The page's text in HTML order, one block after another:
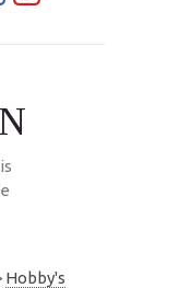
Hobby's